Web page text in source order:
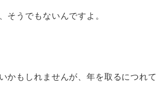
そうでもないんですよ。
かもしれませんが、年を取るにつれて